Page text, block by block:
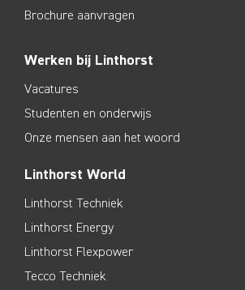
Brochure aanvragen
Werken bij Linthorst
Vacatures
Studenten en onderwijs
Onze mensen aan het woord
Linthorst World
Linthorst Techniek
Linthorst Energy
Linthorst Flexpower
Tecco Techniek